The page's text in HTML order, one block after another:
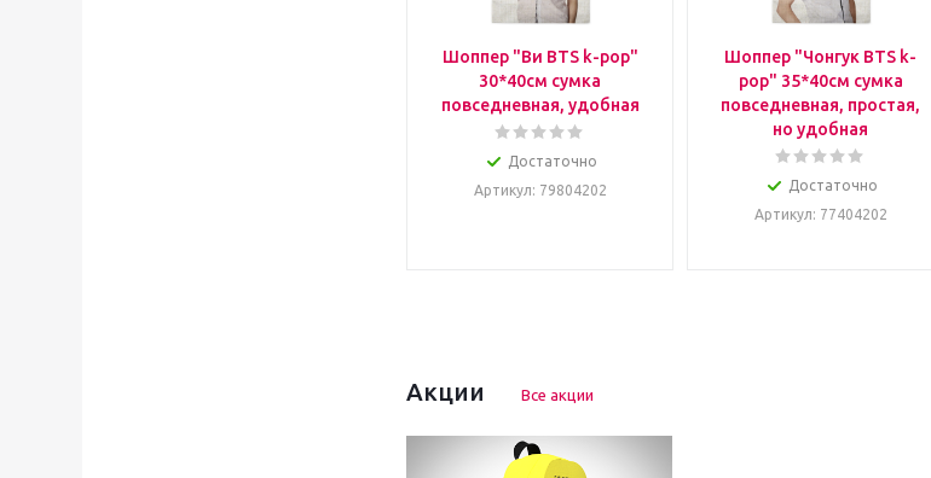
Шоппер "Ви BTS k-pop"
30*40см сумка
повседневная, удобная
Достаточно
Артикул: 79804202
Шоппер "Чонгук BTS k-
pop" 35*40см сумка
повседневная, простая,
но удобная
Достаточно
Артикул: 77404202
Акции Все акции